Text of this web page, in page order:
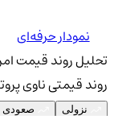
نمودار حرفه‌ای
تحلیل روند قیمت
روند قیمتی ناوی
نزولی صعودی